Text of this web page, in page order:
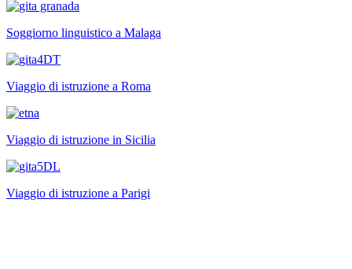
Soggiorno linguistico a Malaga
Viaggio di istruzione a Roma
Viaggio di istruzione in Sicilia
Viaggio di istruzione a Parigi